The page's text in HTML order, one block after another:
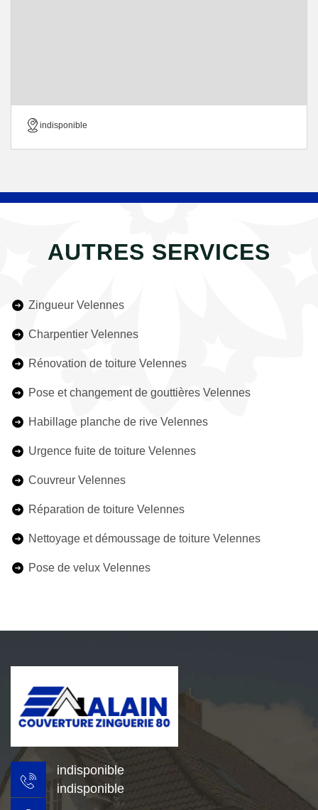
indisponible
AUTRES SERVICES
Zingueur Velennes
Charpentier Velennes
Rénovation de toiture Velennes
Pose et changement de gouttières Velennes
Habillage planche de rive Velennes
Urgence fuite de toiture Velennes
Couvreur Velennes
Réparation de toiture Velennes
Nettoyage et démoussage de toiture Velennes
Pose de velux Velennes
indisponible
indisponible